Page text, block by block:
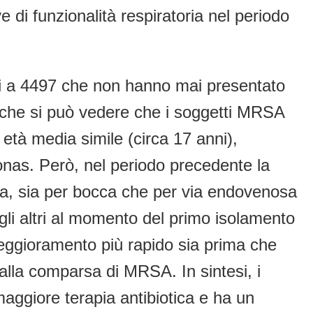
di funzionalità respiratoria nel periodo
4497 che non hanno mai presentato
si può vedere che i soggetti MRSA
media simile (circa 17 anni),
Però, nel periodo precedente la
sia per bocca che per via endovenosa
altri al momento del primo isolamento
più rapido sia prima che
comparsa di MRSA. In sintesi, i
terapia antibiotica e ha un